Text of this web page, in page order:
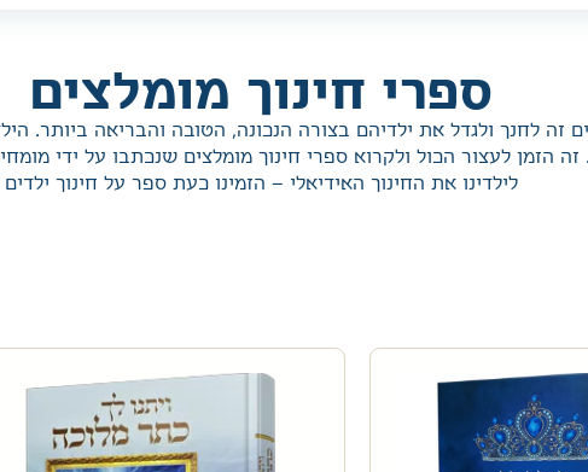
ספרי חינוך מומלצים
זה לחנך ולגדל את ילדיהם בצורה הנכונה, הטובה והבריאה ביותר.
זה הזמן לעצור הכול ולקרוא ספרי חינוך מומלצים שנכתבו על ידי
לילדינו את החינוך האידיאלי – הזמינו כעת ספר על חינוך ילדים